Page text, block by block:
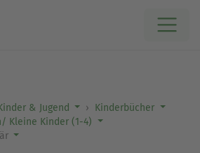
& Jugend
Kinderbücher
Kleine Kinder (1-4)